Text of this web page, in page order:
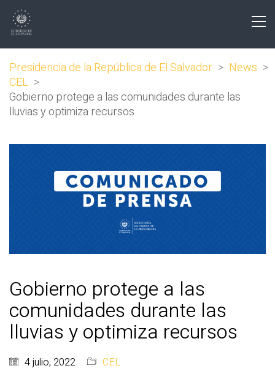
Presidencia de la República de El Salvador > News >
CEL >
Gobierno protege a las comunidades durante las
lluvias y optimiza recursos
Gobierno protege a las
comunidades durante las
lluvias y optimiza recursos
4 julio, 2022 CEL